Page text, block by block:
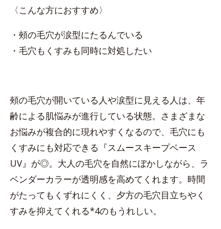
〈こんな方におすすめ〉
・頰の毛穴が涙型にたるんでいる
・毛穴もくすみも同時に対処したい
頰の毛穴が開いている人や涙型に見える人は、年
齢による肌悩みが進行している状態。さまざまな
お悩みが複合的に現れやすくなるので、毛穴にも
くすみにも対応できる『スムースキープベース
UV』が◎。大人の毛穴を自然にぼかしながら、ラ
ベンダーカラーが透明感を高めてくれます。時間
がたってもくずれにくく、夕方の毛穴目立ちやく
すみを抑えてくれる*4のもうれしい。